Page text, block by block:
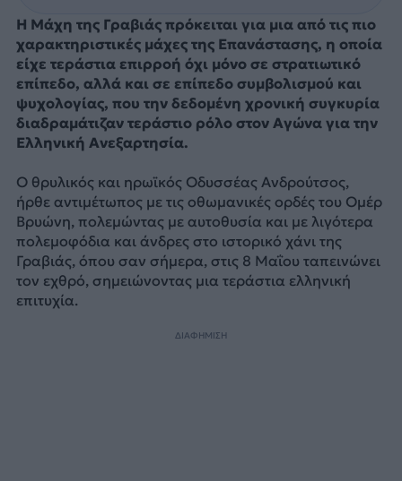
Η Μάχη της Γραβιάς πρόκειται για μια από τις πιο
χαρακτηριστικές μάχες της Επανάστασης, η οποία
είχε τεράστια επιρροή όχι μόνο σε στρατιωτικό
επίπεδο, αλλά και σε επίπεδο συμβολισμού και
ψυχολογίας, που την δεδομένη χρονική συγκυρία
διαδραμάτιζαν τεράστιο ρόλο στον Αγώνα για την
Ελληνική Ανεξαρτησία.
Ο θρυλικός και ηρωϊκός Οδυσσέας Ανδρούτσος,
ήρθε αντιμέτωπος με τις οθωμανικές ορδές του Ομέρ
Βρυώνη, πολεμώντας με αυτοθυσία και με λιγότερα
πολεμοφόδια και άνδρες στο ιστορικό χάνι της
Γραβιάς, όπου σαν σήμερα, στις 8 Μαΐου ταπεινώνει
τον εχθρό, σημειώνοντας μια τεράστια ελληνική
επιτυχία.
ΔΙΑΦΗΜΙΣΗ